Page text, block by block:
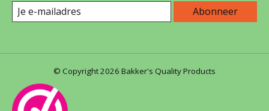
Abonneer
© Copyright 2026 Bakker's Quality Products